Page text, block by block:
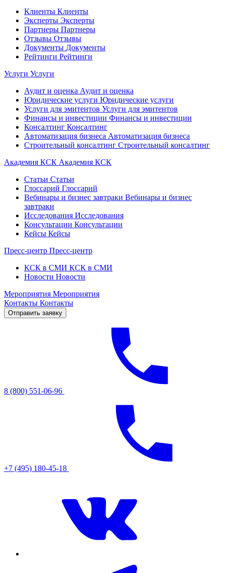
Клиенты Клиенты
Эксперты Эксперты
Партнеры Партнеры
Отзывы Отзывы
Документы Документы
Рейтинги Рейтинги
Услуги Услуги
Аудит и оценка Аудит и оценка
Юридические услуги Юридические услуги
Услуги для эмитентов Услуги для эмитентов
Финансы и инвестиции Финансы и инвестиции
Консалтинг Консалтинг
Автоматизация бизнеса Автоматизация бизнеса
Строительный консалтинг Строительный консалтинг
Академия КСК Академия КСК
Статьи Статьи
Глоссарий Глоссарий
Вебинары и бизнес завтраки Вебинары и бизнес
завтраки
Исследования Исследования
Консультации Консультации
Кейсы Кейсы
Пресс-центр Пресс-центр
КСК в СМИ КСК в СМИ
Новости Новости
Мероприятия Мероприятия
Контакты Контакты
Отправить заявку
8 (800) 551-06-96
+7 (495) 180-45-18